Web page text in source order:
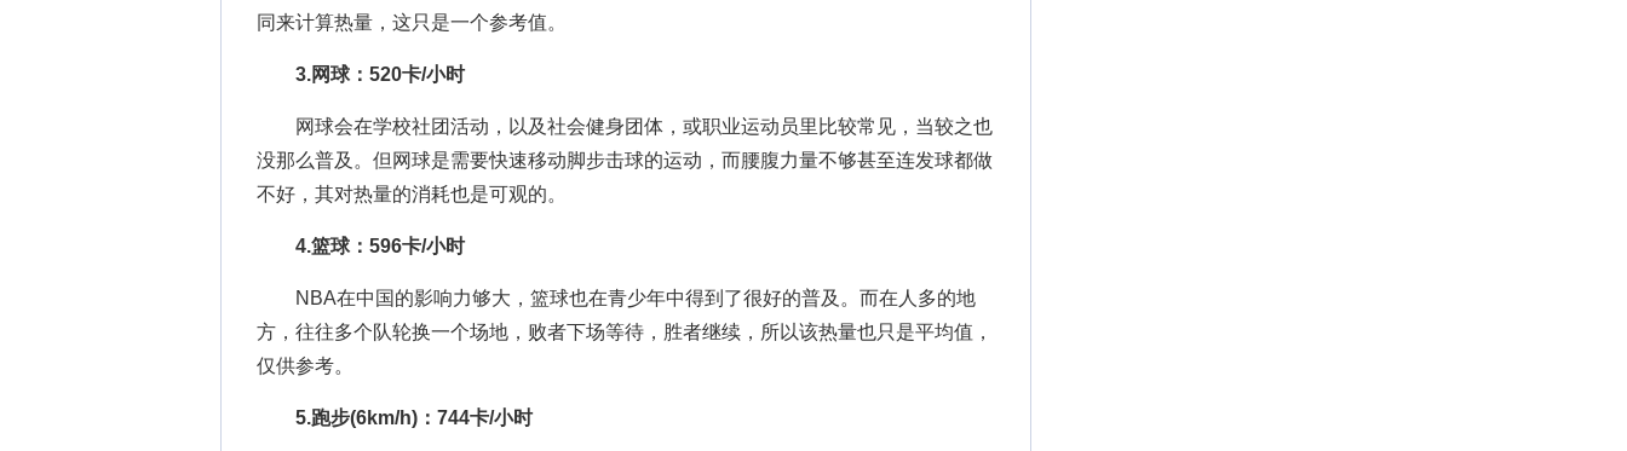
同来计算热量，这只是一个参考值。
3.网球：520卡/小时
网球会在学校社团活动，以及社会健身团体，或职业运动员里比较常见，当较之也
没那么普及。但网球是需要快速移动脚步击球的运动，而腰腹力量不够甚至连发球都做
不好，其对热量的消耗也是可观的。
4.篮球：596卡/小时
NBA在中国的影响力够大，篮球也在青少年中得到了很好的普及。而在人多的地
方，往往多个队轮换一个场地，败者下场等待，胜者继续，所以该热量也只是平均值，
仅供参考。
5.跑步(6km/h)：744卡/小时